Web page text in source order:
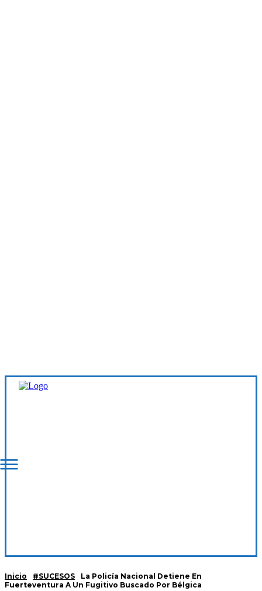
Inicio #SUCESOS
La Policía Nacional Detiene En
Fuerteventura A Un Fugitivo Buscado Por Bélgica